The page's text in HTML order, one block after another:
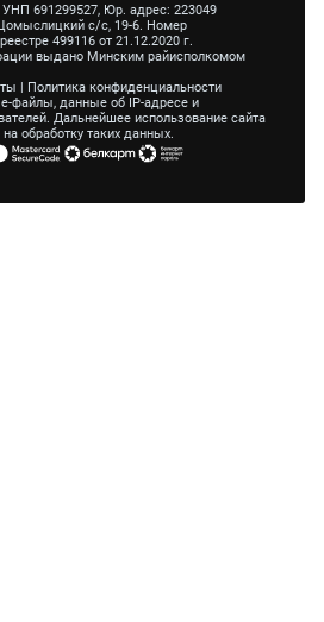
691299527, Юр. адрес: 223049
с/с, 19-6. Номер
499116 от 21.12.2020 г.
выдано Минским райисполкомом
| Политика конфиденциальности
файлы, данные об IP-адресе и
Дальнейшее использование сайта
обработку таких данных.